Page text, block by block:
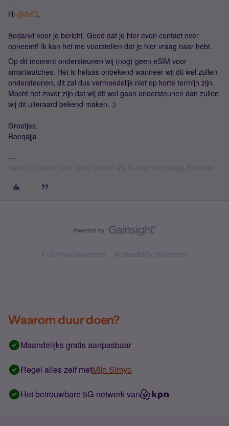
Hi @AvO,
Bedankt voor je bericht. Goed dat je hier even contact over
opneemt! Ik kan het me voorstellen dat je hier vraag naar hebt.
Op dit moment ondersteunen wij (nog) geen eSIM voor
smartwatches. Het is helaas onbekend wanneer wij dit wel zullen
ondersteunen, dit zal dus vermoedelijk niet op korte termijn zijn.
Mocht het zover zijn dat wij dit wel gaan ondersteunen dan zullen
wij dit uiteraard bekend maken. :)
Groetjes,
Roeqajja
Forumvoorwaarden Accessibility statement
Waarom duur doen?
Maandelijks gratis aanpasbaar
Regel alles zelf metMijn Simyo
Het betrouwbare 5G-netwerk van